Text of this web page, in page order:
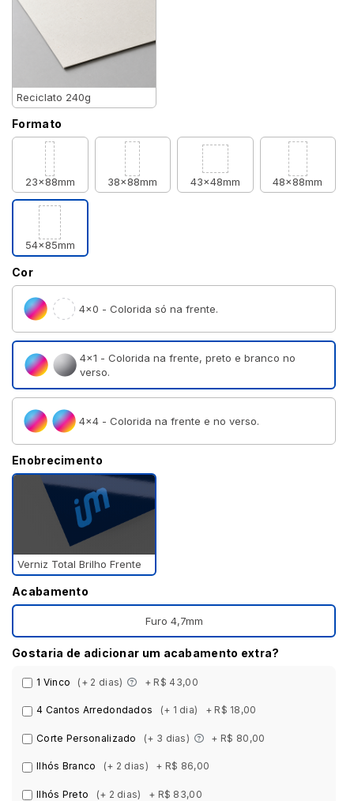
Reciclato 240g
Formato
23x88mm 38x88mm 43x48mm 48x88mm
54x85mm
Cor
4×0 - Colorida só na frente.
4×1 - Colorida na frente, preto e branco no
verso.
4×4 - Colorida na frente e no verso.
Enobrecimento
Verniz Total Brilho Frente
Acabamento
Furo 4,7mm
Gostaria de adicionar um acabamento extra?
1 Vinco (+ 2 dias) + R$ 43,00
4 Cantos Arredondados (+ 1 dia) + R$ 18,00
Corte Personalizado (+ 3 dias) + R$ 80,00
Ilhós Branco (+ 2 dias) + R$ 86,00
Ilhós Preto (+ 2 dias) + R$ 83,00